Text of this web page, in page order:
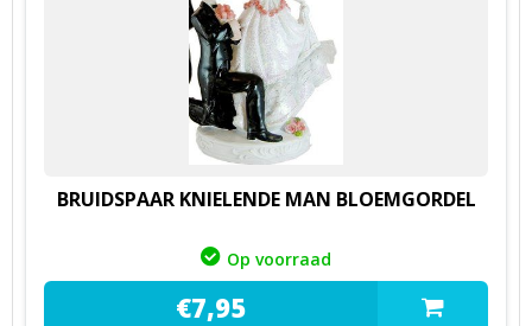
BRUIDSPAAR KNIELENDE MAN BLOEMGORDEL
Op voorraad
€7,95